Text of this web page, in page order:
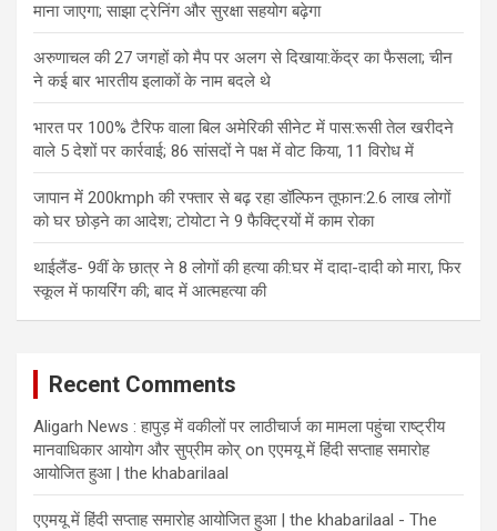
माना जाएगा; साझा ट्रेनिंग और सुरक्षा सहयोग बढ़ेगा
अरुणाचल की 27 जगहों को मैप पर अलग से दिखाया:केंद्र का फैसला; चीन
ने कई बार भारतीय इलाकों के नाम बदले थे
भारत पर 100% टैरिफ वाला बिल अमेरिकी सीनेट में पास:रूसी तेल खरीदने
वाले 5 देशों पर कार्रवाई; 86 सांसदों ने पक्ष में वोट किया, 11 विरोध में
जापान में 200kmph की रफ्तार से बढ़ रहा डॉल्फिन तूफान:2.6 लाख लोगों
को घर छोड़ने का आदेश; टोयोटा ने 9 फैक्ट्रियों में काम रोका
थाईलैंड- 9वीं के छात्र ने 8 लोगों की हत्या की:घर में दादा-दादी को मारा, फिर
स्कूल में फायरिंग की; बाद में आत्महत्या की
Recent Comments
Aligarh News : हापुड़ में वकीलों पर लाठीचार्ज का मामला पहुंचा राष्ट्रीय
मानवाधिकार आयोग और सुप्रीम कोर् onएएमयू में हिंदी सप्ताह समारोह
आयोजित हुआ | the khabarilaal
एएमयू में हिंदी सप्ताह समारोह आयोजित हुआ | the khabarilaal - The